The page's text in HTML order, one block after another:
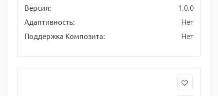
Версия: 1.0.0
Адаптивность: Нет
Поддержка Композита: Нет